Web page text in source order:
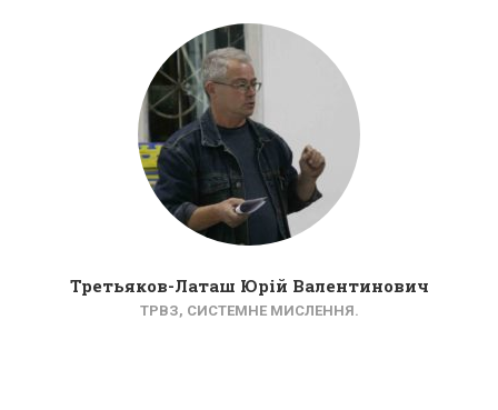
Третьяков-Латаш Юрій Валентинович
ТРВЗ, СИСТЕМНЕ МИСЛЕННЯ.